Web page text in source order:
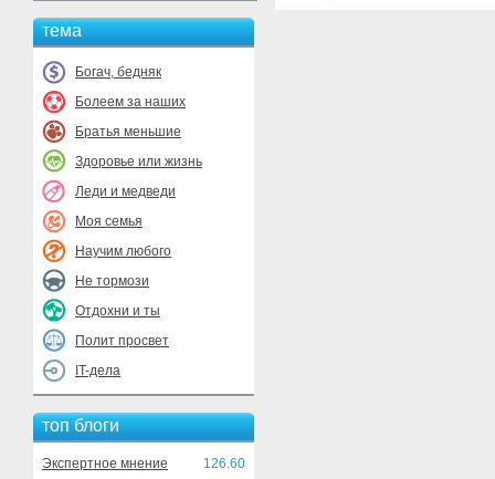
тема
Богач, бедняк
Болеем за наших
Братья меньшие
Здоровье или жизнь
Леди и медведи
Моя семья
Научим любого
Не тормози
Отдохни и ты
Полит просвет
IT-дела
топ блоги
Экспертное мнение
126.60